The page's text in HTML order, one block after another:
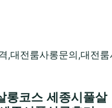
,대전룸사롱문의,대전
롱코스 세종시풀살